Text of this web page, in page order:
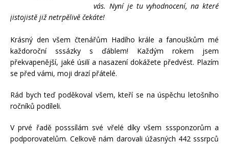
vás. Nyní je tu vyhodnocení, na které
jistojistě již netrpělivě čekáte!
Krásný den všem čtenářům Hadího krále a fanouškům mé
každoroční sssázky s ďáblem! Každým rokem jsem
překvapenější, jaké úsilí a nasazení dokážete předvést. Plazím
se před vámi, moji drazí přátelé.
Rád bych teď poděkoval všem, kteří se na úspěchu letošního
ročníků podíleli.
V prvé řadě posssílám své vřelé díky všem sssponzorům a
podporovatelům. Celkově nám darovali úžasných 442 sssrpců